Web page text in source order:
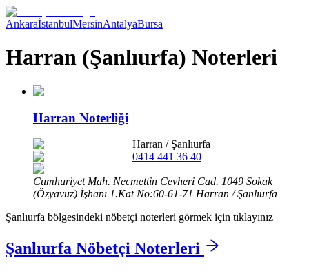
AnkaraİstanbulMersinAntalyaBursa
Harran (Şanlıurfa) Noterleri
Harran Noterliği
Harran / Şanlıurfa
0414 441 36 40
Cumhuriyet Mah. Necmettin Cevheri Cad. 1049 Sokak
(Özyavuz) İşhanı 1.Kat No:60-61-71 Harran / Şanlıurfa
Şanlıurfa bölgesindeki nöbetçi noterleri görmek için tıklayınız
Şanlıurfa Nöbetçi Noterleri